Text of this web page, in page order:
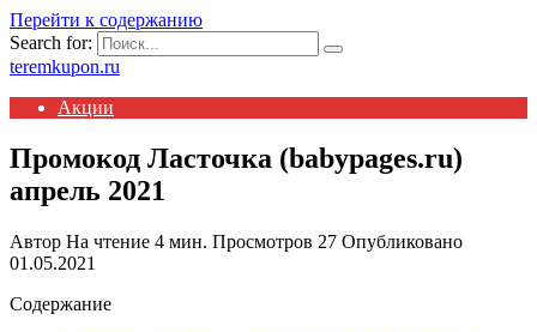
Перейти к содержанию
Search for:
teremkupon.ru
Акции
Промокод Ласточка (babypages.ru)
апрель 2021
Автор На чтение 4 мин. Просмотров 27 Опубликовано
01.05.2021
Содержание